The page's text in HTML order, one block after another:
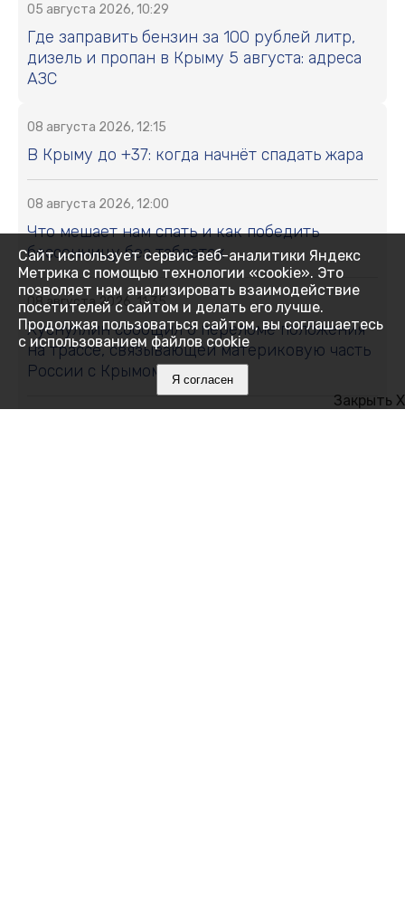
05 августа 2026, 10:29
Где заправить бензин за 100 рублей литр,
дизель и пропан в Крыму 5 августа: адреса
АЗС
08 августа 2026, 12:15
В Крыму до +37: когда начнёт спадать жара
08 августа 2026, 12:00
Что мешает нам спать и как победить
бессонницу без таблеток
08 августа 2026, 11:35
Хуснуллин сообщил о переломе положения
на трассе, связывающей материковую часть
России с Крымом
Закрыть X
Сайт использует сервис веб-аналитики Яндекс
Метрика с помощью технологии «cookie». Это
позволяет нам анализировать взаимодействие
посетителей с сайтом и делать его лучше.
Продолжая пользоваться сайтом, вы соглашаетесь
с использованием файлов cookie
Я согласен